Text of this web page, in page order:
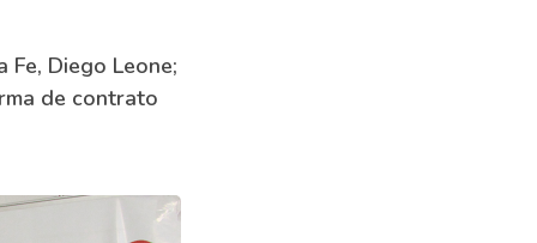
Diego Leone;
de contrato